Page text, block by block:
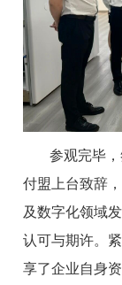
参观完毕
付盟上台致辞
及数字化领域
认可与期许。
享了企业自身